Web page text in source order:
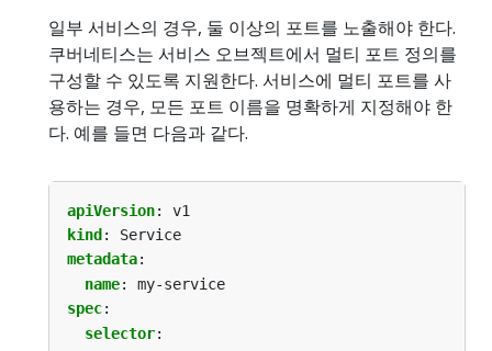
일부 서비스의 경우, 둘 이상의 포트를 노출해야 한다.
쿠버네티스는 서비스 오브젝트에서 멀티 포트 정의를
구성할 수 있도록 지원한다. 서비스에 멀티 포트를 사
용하는 경우, 모든 포트 이름을 명확하게 지정해야 한
다. 예를 들면 다음과 같다.
apiVersion:
v1
kind :
Service
metadata:
name:
my-service
spec:
selector: